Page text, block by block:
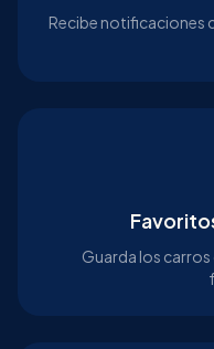
Recibe notificaciones
Guarda los